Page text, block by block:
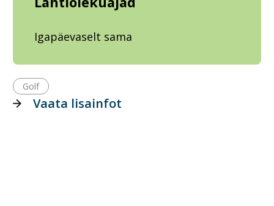
Igapäevaselt sama
Golf
Vaata lisainfot